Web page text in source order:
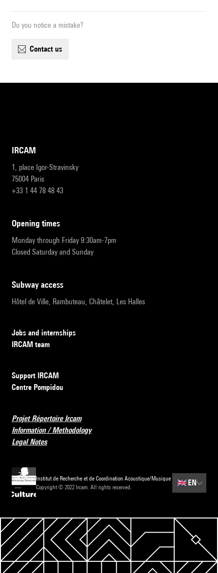
Do you notice a mistake?
contact us
IRCAM
1, place Igor-Stravinsky
75004 Paris
+33 1 44 78 48 43
opening times
Monday through Friday 9:30am-7pm
Closed Saturday and Sunday
subway access
Hôtel de Ville, Rambuteau, Châtelet, Les Halles
Jobs and internships
IRCAM team
Support IRCAM
Centre Pompidou
Projet Répertoire Ircam
Information / Methodology
Legal Notes
Institut de Recherche et de Coordination Acoustique/Musique
Copyright © 2022 Ircam. All rights reserved.
🇬🇧 EN